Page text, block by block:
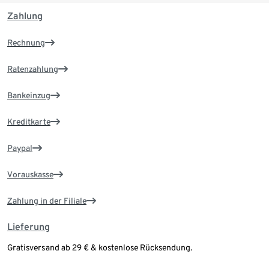
Zahlung
Rechnung
Ratenzahlung
Bankeinzug
Kreditkarte
Paypal
Vorauskasse
Zahlung in der Filiale
Lieferung
Gratisversand ab 29 € & kostenlose Rücksendung.